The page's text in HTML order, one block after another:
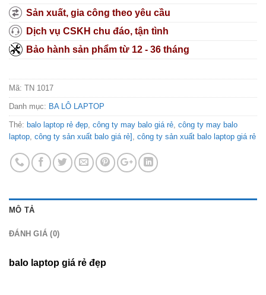
Sản xuất, gia công theo yêu cầu
Dịch vụ CSKH chu đáo, tận tình
Bảo hành sản phẩm từ 12 - 36 tháng
Mã: TN 1017
Danh mục: BA LÔ LAPTOP
Thẻ: balo laptop rẻ đẹp công ty may balo giá rẻ công ty may balo
laptop công ty sản xuất balo giá rẻ] công ty sản xuất balo laptop giá rẻ
MÔ TẢ
ĐÁNH GIÁ (0)
balo laptop giá rẻ đẹp